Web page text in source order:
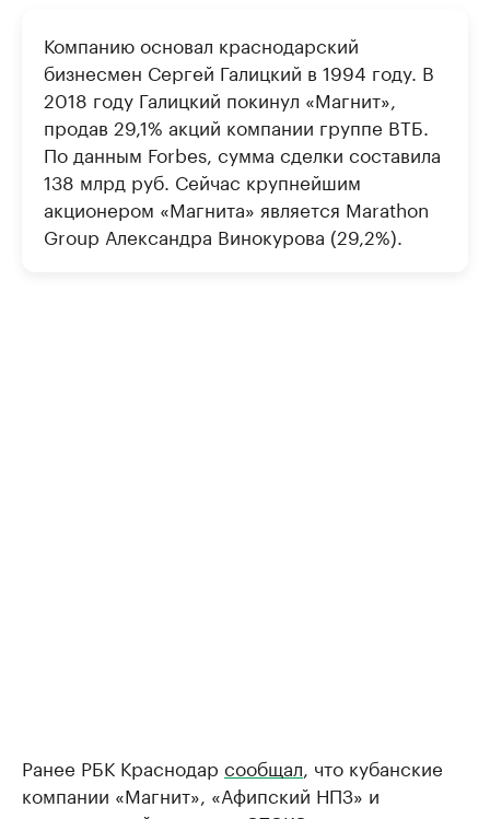
Компанию основал краснодарский
бизнесмен Сергей Галицкий в 1994 году. В
2018 году Галицкий покинул «Магнит»,
продав 29,1% акций компании группе ВТБ.
По данным Forbes, сумма сделки составила
138 млрд руб. Сейчас крупнейшим
акционером «Магнита» является Marathon
Group Александра Винокурова (29,2%).
Ранее РБК Краснодар сообщал , что кубанские
компании «Магнит», «Афипский НПЗ» и